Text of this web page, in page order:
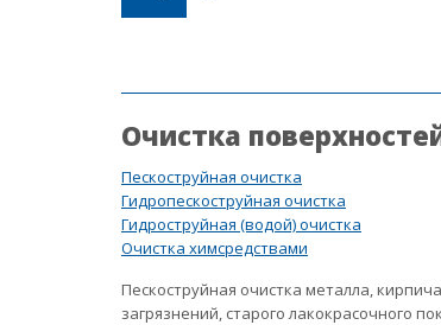
Очистка
Пескоструйная очистка
Гидропескоструйная очистка
Гидроструйная (водой) очистка
Очистка химсредствами
Пескоструйная очистка металла,
загрязнений, старого лакокрасочного